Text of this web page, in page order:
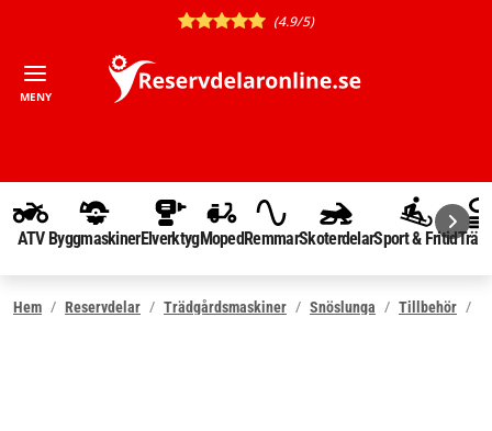
(4.9/5)
MENY
ATV ByggmaskinerElverktygMopedRemmarSkoterdelarSport & Fritid
Hem Reservdelar Trädgårdsmaskiner Snöslunga Tillbehör